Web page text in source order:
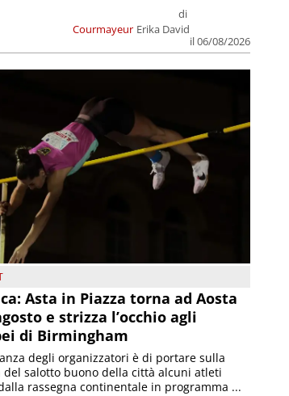
Courmayeur
di
Erika David
il 06/08/2026
Asta in Piazza torna ad Aosta
e strizza l’occhio agli
di Birmingham
degli organizzatori è di portare sulla
del salotto buono della città alcuni atleti
rassegna continentale in programma ...